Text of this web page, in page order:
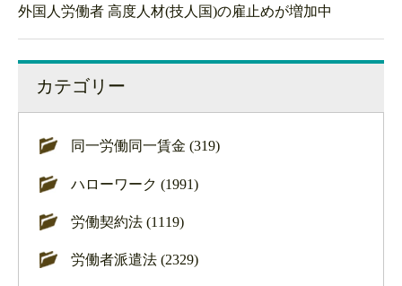
外国人労働者 高度人材(技人国)の雇止めが増加中
カテゴリー
同一労働同一賃金 (319)
ハローワーク (1991)
労働契約法 (1119)
労働者派遣法 (2329)